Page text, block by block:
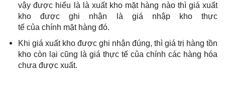
vậy được hiểu là là xuất kho mặt hàng nào thì giá xuất
kho được ghi nhận là giá nhập kho thực
tế của chính mặt hàng đó.
Khi giá xuất kho được ghi nhận đúng, thì giá trị hàng tồn
kho còn lại cũng là giá thực tế của chính các hàng hóa
chưa được xuất.